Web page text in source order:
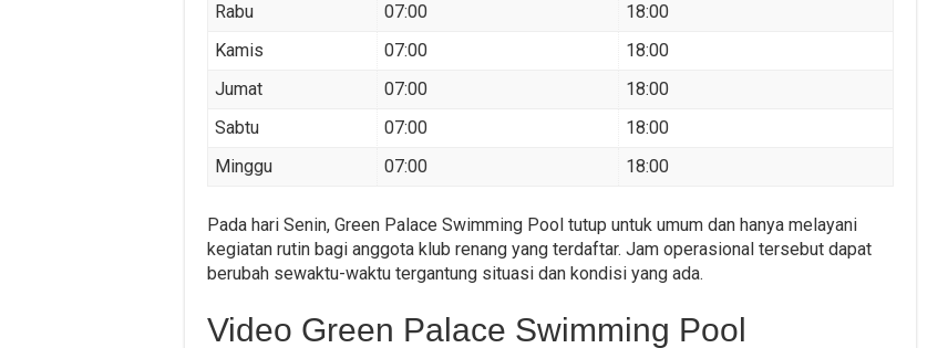
Rabu
07:00
18:00
Kamis
07:00
18:00
Jumat
07:00
18:00
Sabtu
07:00
18:00
Minggu
07:00 18:00
Pada hari Senin, Green Palace Swimming Pool tutup untuk umum dan hanya melayani
kegiatan rutin bagi anggota klub renang yang terdaftar. Jam operasional tersebut dapat
berubah sewaktu-waktu tergantung situasi dan kondisi yang ada.
Video Green Palace Swimming Pool